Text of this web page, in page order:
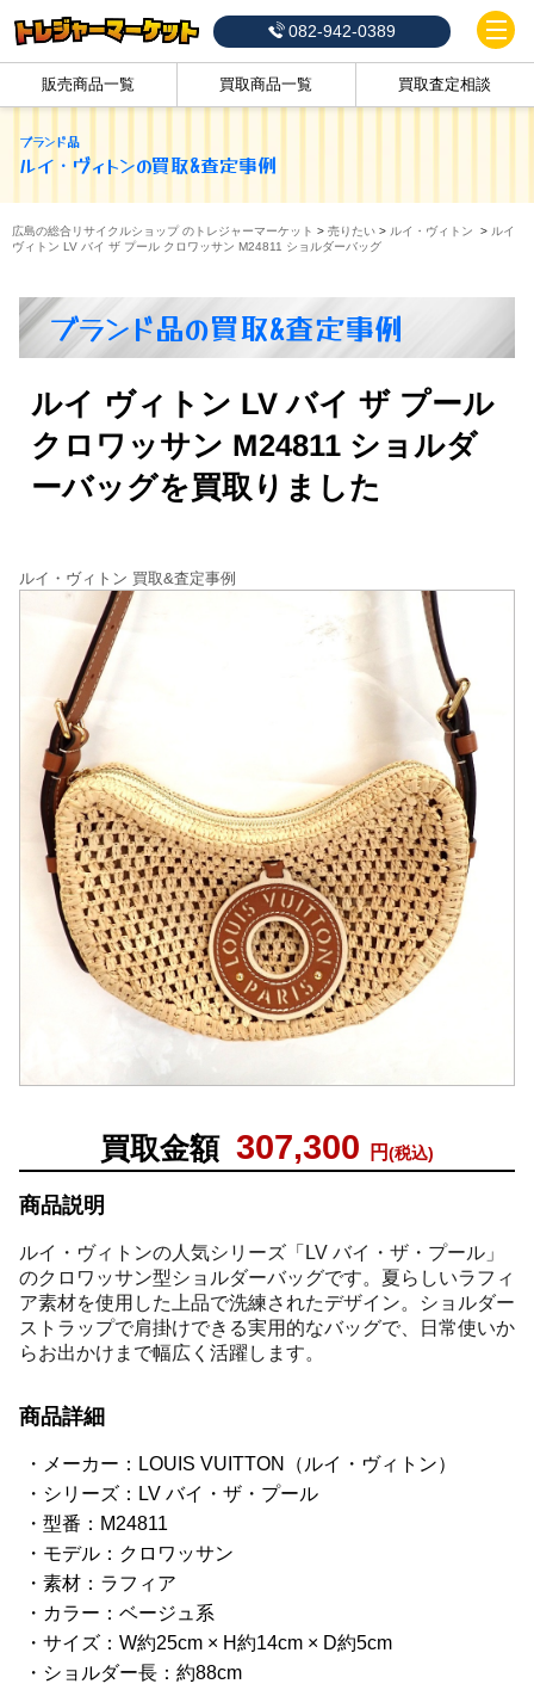
082-942-0389
販売商品一覧 買取商品一覧 買取査定相談
ブランド品
ルイ・ヴィトンの買取&査定事例
広島の総合リサイクルショップ のトレジャーマーケット > 売りたい > ルイ・ヴィトン > ルイ
ヴィトン LV バイ ザ プール クロワッサン M24811 ショルダーバッグ
ブランド品の買取&査定事例
ルイ ヴィトン LV バイ ザ プール
クロワッサン M24811 ショルダ
ーバッグを買取りました
買取金額 307,300 円(税込)
商品説明
ルイ・ヴィトンの人気シリーズ「LV バイ・ザ・プール」
のクロワッサン型ショルダーバッグです。夏らしいラフィ
ア素材を使用した上品で洗練されたデザイン。ショルダー
ストラップで肩掛けできる実用的なバッグで、日常使いか
らお出かけまで幅広く活躍します。
商品詳細
メーカー：LOUIS VUITTON（ルイ・ヴィトン）
シリーズ：LV バイ・ザ・プール
型番：M24811
モデル：クロワッサン
素材：ラフィア
カラー：ベージュ系
サイズ：W約25cm × H約14cm × D約5cm
ショルダー長：約88cm
ルイ・ヴィトン 買取&査定事例